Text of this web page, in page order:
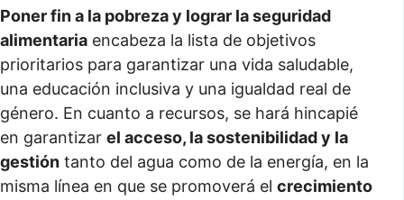
Poner fin a la pobreza y lograr la seguridad
alimentaria encabeza la lista de objetivos
prioritarios para garantizar una vida saludable,
una educación inclusiva y una igualdad real de
género. En cuanto a recursos, se hará hincapié
en garantizar el acceso, la sostenibilidad y la
gestión tanto del agua como de la energía, en la
misma línea en que se promoverá el crecimiento